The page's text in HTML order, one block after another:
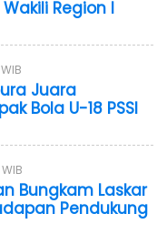
Region I
Juara
Bola U-18 PSSI
Bungkam Laskar
Pendukung